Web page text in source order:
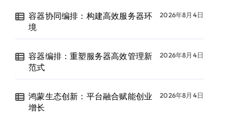
容器协同编排：构建高效服务器环
境
2026年8月4日
容器编排：重塑服务器高效管理新
范式
2026年8月4日
鸿蒙生态创新：平台融合赋能创业
增长
2026年8月4日